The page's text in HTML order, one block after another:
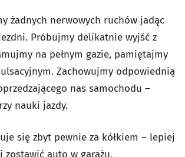
żadnych nerwowych ruchów jadąc
Próbujmy delikatnie wyjść z
na pełnym gazie, pamiętajmy
Zachowujmy odpowiednią
nas samochodu –
nauki jazdy.
się zbyt pewnie za kółkiem – lepiej
auto w garażu.